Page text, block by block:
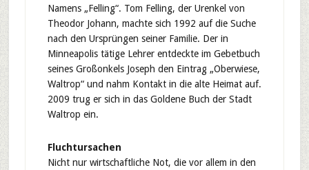
Namens „Felling“. Tom Felling, der Urenkel von
Theodor Johann, machte sich 1992 auf die Suche
nach den Ursprüngen seiner Familie. Der in
Minneapolis tätige Lehrer entdeckte im Gebetbuch
seines Großonkels Joseph den Eintrag „Oberwiese,
Waltrop“ und nahm Kontakt in die alte Heimat auf.
2009 trug er sich in das Goldene Buch der Stadt
Waltrop ein.
Fluchtursachen
Nicht nur wirtschaftliche Not, die vor allem in den